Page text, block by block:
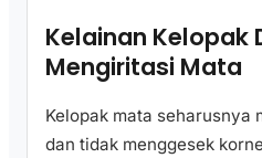
Kelainan Kelopak
Mengiritasi Mata
Kelopak mata seharusnya
dan tidak menggesek